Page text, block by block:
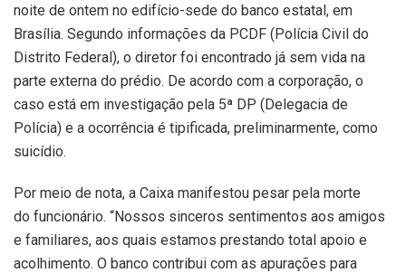
noite de ontem no edifício-sede do banco estatal, em
Brasília. Segundo informações da PCDF (Polícia Civil do
Distrito Federal), o diretor foi encontrado já sem vida na
parte externa do prédio. De acordo com a corporação, o
caso está em investigação pela 5ª DP (Delegacia de
Polícia) e a ocorrência é tipificada, preliminarmente, como
suicídio.
Por meio de nota, a Caixa manifestou pesar pela morte
do funcionário. “Nossos sinceros sentimentos aos amigos
e familiares, aos quais estamos prestando total apoio e
acolhimento. O banco contribui com as apurações para